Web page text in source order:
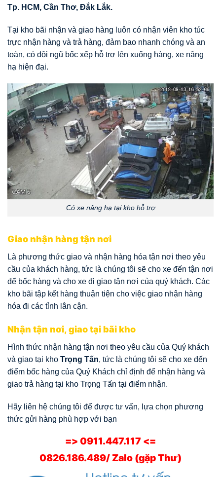
Tp. HCM, Cần Thơ, Đắk Lắk.
Tại kho bãi nhận và giao hàng luôn có nhận viên kho túc
trực nhận hàng và trả hàng, đảm bao nhanh chóng và an
toàn, có đội ngũ bốc xếp hỗ trợ lên xuống hàng, xe nâng
hạ hiện đại.
Có xe nâng hạ tại kho hỗ trợ
Giao nhận hàng tận nơi
Là phương thức giao và nhận hàng hóa tận nơi theo yêu
cầu của khách hàng, tức là chúng tôi sẽ cho xe đến tận nơi
để bốc hàng và cho xe đi giao tận nơi của quý khách. Các
kho bãi tập kết hàng thuận tiện cho việc giao nhận hàng
hóa đi các tỉnh lân cận.
Nhận tận nơi, giao tại bãi kho
Hình thức nhận hàng tận nơi theo yêu cầu của Quý khách
và giao tại kho Trọng Tấn, tức là chúng tôi sẽ cho xe đến
điểm bốc hàng của Quý Khách chỉ định để nhận hàng và
giao trả hàng tại kho Trọng Tấn tại điểm nhận.
Hãy liên hệ chúng tôi để được tư vấn, lựa chọn phương
thức gửi hàng phù hợp với bạn
=> 0911.447.117 <=
0826.186.489/ Zalo (gặp Thư)